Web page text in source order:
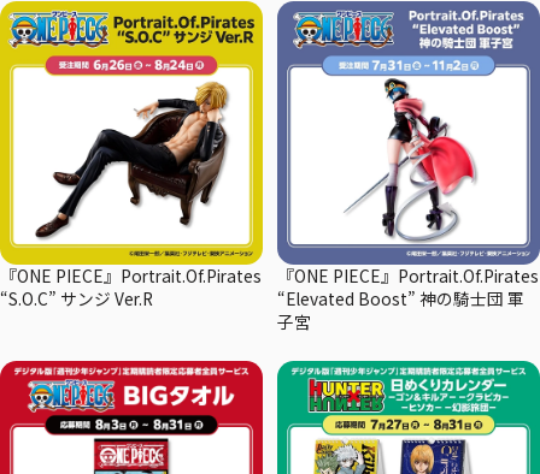
『ONE PIECE』Portrait.Of.Pirates
“S.O.C” サンジ Ver.R
『ONE PIECE』Portrait.Of.Pirates
“Elevated Boost” 神の騎士団 軍
子宮